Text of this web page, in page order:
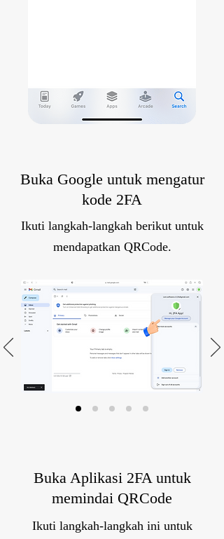
Buka Google untuk mengatur
kode 2FA
Ikuti langkah-langkah berikut untuk
mendapatkan QRCode.
Buka Aplikasi 2FA untuk
memindai QRCode
Ikuti langkah-langkah ini untuk